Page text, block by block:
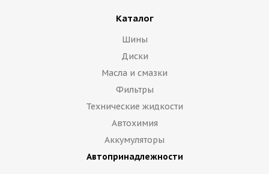
Каталог
Шины
Диски
Масла и смазки
Фильтры
Технические жидкости
Автохимия
Аккумуляторы
Автопринадлежности